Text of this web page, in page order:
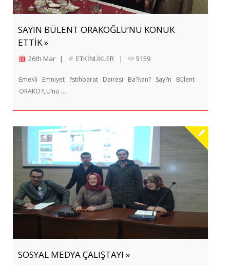
SAYIN BÜLENT ORAKOĞLU’NU KONUK
ETTİK »
26th Mar | ETKİNLİKLER | 5159
Emekli Emniyet ?stihbarat Dairesi Ba?kan? Say?n Bülent
ORAKO?LU’nu …
SOSYAL MEDYA ÇALIŞTAYI »